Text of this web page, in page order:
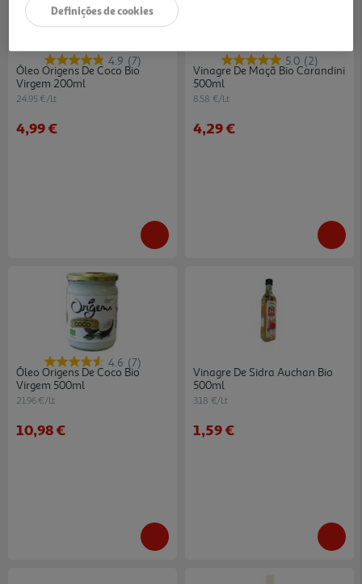
4.9 (7)
Óleo Origens De Coco Bio
Virgem 200ml
24.95 €/Lt
4,99 €
5.0 (2)
Vinagre De Maçã Bio Carandini
500ml
8.58 €/Lt
4,29 €
4.6 (7)
Óleo Origens De Coco Bio
Virgem 500ml
21.96 €/Lt
10,98 €
Vinagre De Sidra Auchan Bio
500ml
3.18 €/Lt
1,59 €
Definições de cookies